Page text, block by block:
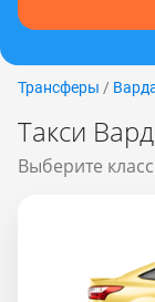
Трансферы /
Такси
Выберите